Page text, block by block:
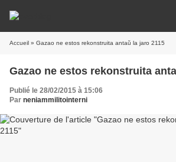
Accueil » Gazao ne estos rekonstruita antaŭ la jaro 2115
Gazao ne estos rekonstruita
Publié le 28/02/2015 à 15:06
Par neniammilitointerni